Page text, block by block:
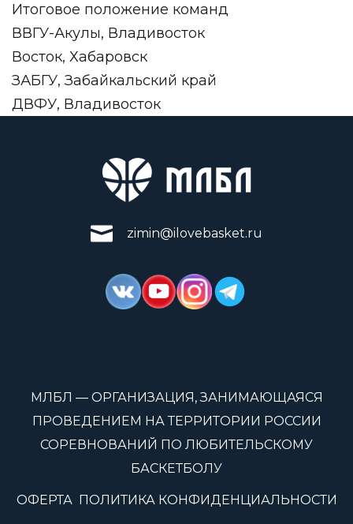
Итоговое положение команд
ВВГУ-Акулы, Владивосток
Восток, Хабаровск
ЗАБГУ, Забайкальский край
ДВФУ, Владивосток
zimin@ilovebasket.ru
МЛБЛ — ОРГАНИЗАЦИЯ, ЗАНИМАЮЩАЯСЯ
ПРОВЕДЕНИЕМ НА ТЕРРИТОРИИ РОССИИ
СОРЕВНОВАНИЙ ПО ЛЮБИТЕЛЬСКОМУ
БАСКЕТБОЛУ
ОФЕРТА ПОЛИТИКА КОНФИДЕНЦИАЛЬНОСТИ